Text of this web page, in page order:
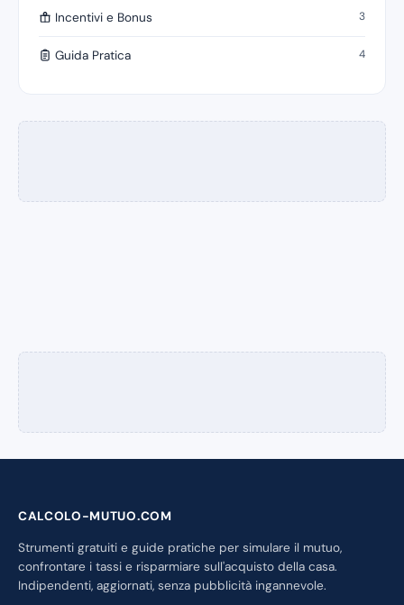
Incentivi e Bonus 3
Guida Pratica 4
CALCOLO-MUTUO.COM
Strumenti gratuiti e guide pratiche per simulare il mutuo,
confrontare i tassi e risparmiare sull'acquisto della casa.
Indipendenti, aggiornati, senza pubblicità ingannevole.